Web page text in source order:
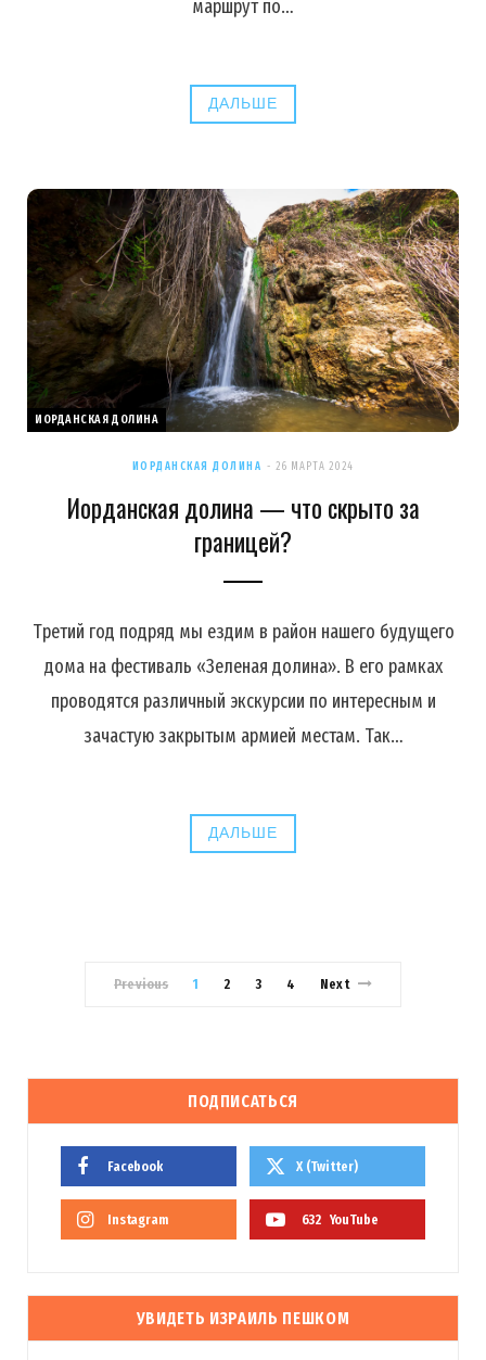
маршрут по…
ДАЛЬШЕ
ИОРДАНСКАЯ ДОЛИНА
ИОРДАНСКАЯ ДОЛИНА 26 МАРТА 2024
Иорданская долина — что скрыто за
границей?
Третий год подряд мы ездим в район нашего будущего
дома на фестиваль «Зеленая долина». В его рамках
проводятся различный экскурсии по интересным и
зачастую закрытым армией местам. Так…
ДАЛЬШЕ
Previous 1 2 3 4 Next
ПОДПИСАТЬСЯ
Facebook X (Twitter)
Instagram 632 YouTube
УВИДЕТЬ ИЗРАИЛЬ ПЕШКОМ